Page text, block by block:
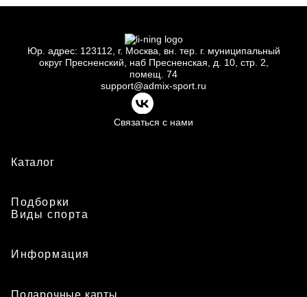
Юр. адрес: 123112, г. Москва, вн. тер. г. муниципальный
округ Пресненский, наб Пресненская, д. 10, стр. 2,
помещ. 74
support@admix-sport.ru
Связаться с нами
Каталог
Подборки
Виды спорта
Информация